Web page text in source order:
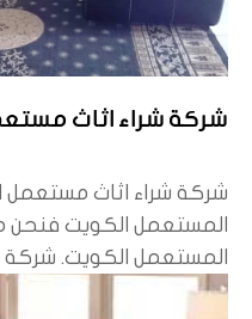
شركة شراء اثاث مستعمل
شركة شراء اثاث مستعمل
المستعمل الكويت فنحن
المستعمل الكويت. شركة